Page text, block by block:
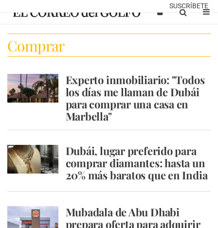
SUSCRÍBETE
Comprar
Experto inmobiliario: "Todos
los días me llaman de Dubái
para comprar una casa en
Marbella"
Dubái, lugar preferido para
comprar diamantes: hasta un
20% más baratos que en India
Mubadala de Abu Dhabi
prepara oferta para adquirir